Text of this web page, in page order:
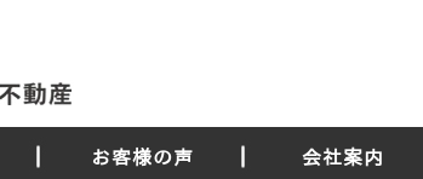
お客様の声 会社案内